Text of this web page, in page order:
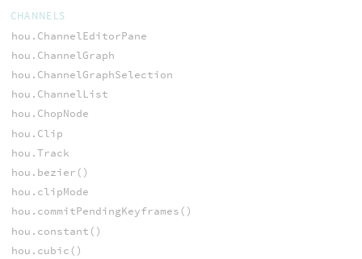
CHANNELS
hou.ChannelEditorPane
hou.ChannelGraph
hou.ChannelGraphSelection
hou.ChannelList
hou.ChopNode
hou.Clip
hou.Track
hou.bezier()
hou.clipMode
hou.commitPendingKeyframes()
hou.constant()
hou.cubic()